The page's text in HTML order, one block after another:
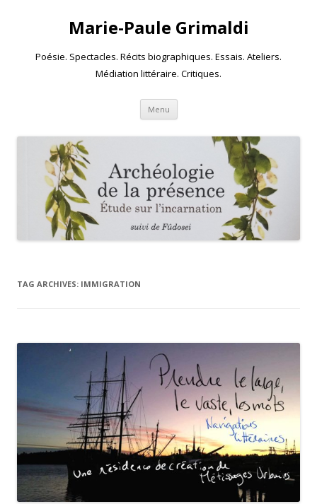
Marie-Paule Grimaldi
Poésie. Spectacles. Récits biographiques. Essais. Ateliers.
Médiation littéraire. Critiques.
Menu Skip to content
TAG ARCHIVES: IMMIGRATION